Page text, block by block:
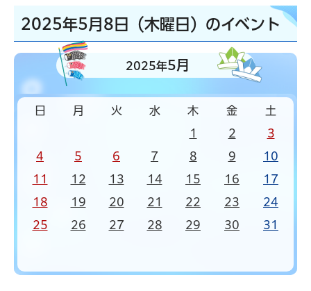
2025年5月8日（木曜日）のイベント
2025年5月
日 月 火 水 木 金 土
1 2 3
4 5 6 7 8 9 10
11 12 13 14 15 16 17
18 19 20 21 22 23 24
25 26 27 28 29 30 31